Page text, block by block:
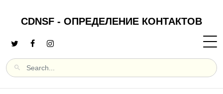
CDNSF - ОПРЕДЕЛЕНИЕ КОНТАКТОВ